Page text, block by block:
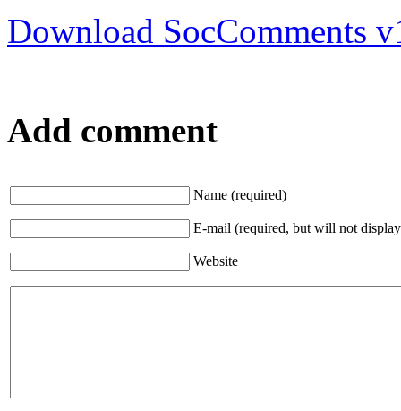
Download SocComments
Add comment
Name (required)
E-mail (required, but will not
Website